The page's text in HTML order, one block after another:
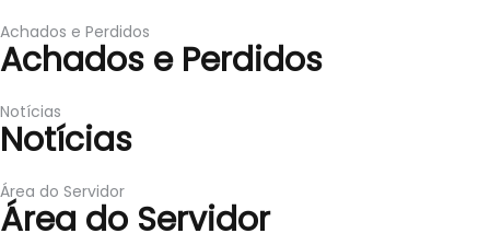
Achados e Perdidos
Achados e Perdidos
Notícias
Notícias
Área do Servidor
Área do Servidor